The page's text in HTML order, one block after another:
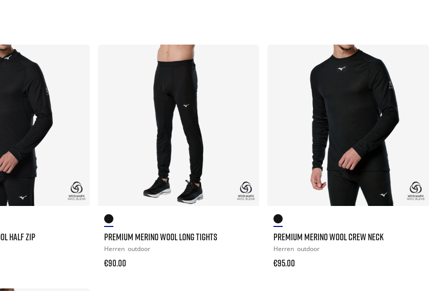
HALF ZIP PREMIUM MERINO WOOL LONG TIGHTS
Herren outdoor
€90.00
PREMIUM MERINO WOOL CREW NECK
Herren outdoor
€95.00